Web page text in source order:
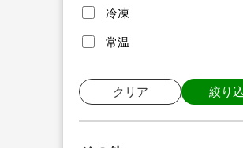
冷凍
常温
クリア 絞り